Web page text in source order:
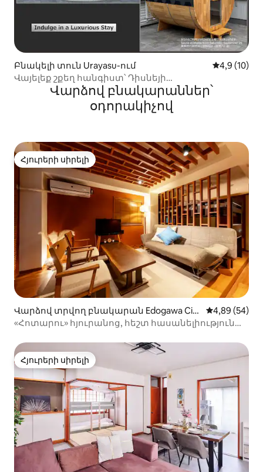
Բնակելի տուն Urayasu-ում Միջին
4,9 (10)
Վայելեք շքեղ հանգիստ՝ Դիսնեյի
հրավառությամբ, տանիքի սաունայով և
Վարձով բնակարաններ՝
օդորակիչով
Հյուրերի սիրելի
Հյուրերի սիրելի
Վարձով տրվող բնակարան Edogawa City
-ում
Միջին
4,89 (54)
«Հոտարու» հյուրանոց, հեշտ հասանելիություն
կայարանից 5 րոպե քայլելու հեռավորության
վրա, խոհանոցով, ընտանեկան բնակարաններ։
Հյուրերի սիրելի
Հյուրերի սիրելի